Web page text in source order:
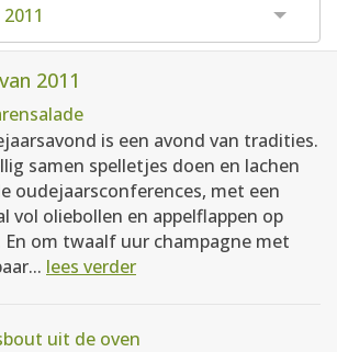
2011
2011
is een avond van tradities.
samen spelletjes doen en lachen
oudejaarsconferences, met een
vol oliebollen en appelflappen op
om twaalf uur champagne met
lees verder
uit de oven